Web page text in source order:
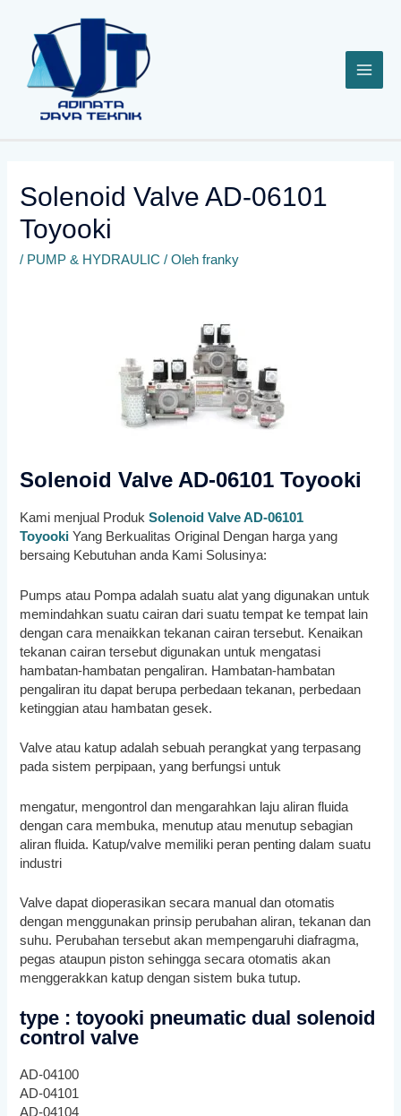
konten
Solenoid Valve AD-06101
Toyooki
/ PUMP & HYDRAULIC / Olehfranky
Solenoid Valve AD-06101 Toyooki
Kami menjual ProdukSolenoid Valve AD-06101
Toyooki Yang Berkualitas Original Dengan harga yang
bersaing Kebutuhan anda Kami Solusinya:
Pumps atau Pompa adalah suatu alat yang digunakan untuk
memindahkan suatu cairan dari suatu tempat ke tempat lain
dengan cara menaikkan tekanan cairan tersebut. Kenaikan
tekanan cairan tersebut digunakan untuk mengatasi
hambatan-hambatan pengaliran. Hambatan-hambatan
pengaliran itu dapat berupa perbedaan tekanan, perbedaan
ketinggian atau hambatan gesek.
Valve atau katup adalah sebuah perangkat yang terpasang
pada sistem perpipaan, yang berfungsi untuk
mengatur, mengontrol dan mengarahkan laju aliran fluida
dengan cara membuka, menutup atau menutup sebagian
aliran fluida. Katup/valve memiliki peran penting dalam suatu
industri
Valve dapat dioperasikan secara manual dan otomatis
dengan menggunakan prinsip perubahan aliran, tekanan dan
suhu. Perubahan tersebut akan mempengaruhi diafragma,
pegas ataupun piston sehingga secara otomatis akan
menggerakkan katup dengan sistem buka tutup.
type : toyooki pneumatic dual solenoid
control valve
AD-04100
AD-04101
AD-04104